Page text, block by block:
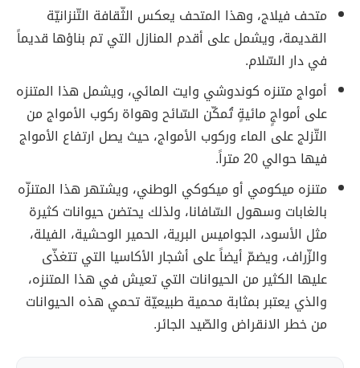
متحف فيلاج، وهذا المتحف يعكس الثّقافة التّنزانيّة
القديمة، ويشمل على أقدم المنازل التي تم بناؤها قديماً
في دار السّلام.
أمواج متنزه كوندوشي وايت المائي، ويشمل هذا المتنزه
على أمواجٍ مائيةٍ تُمكّن السّائح وهواة ركوب الأمواج من
التّزلج على الماء وركوب الأمواج، حيث يصل ارتفاع الأمواج
فيها حوالي 20 متراً.
متنزه ميكومي أو ميكوكي الوطني، ويشتهر هذا المتنزّه
بالغابات وسهول السّافانا، ولذلك يحتضن حيوانات كثيرة
مثل الأسود، الجواميس البرية، الحمير الوحشية، الفيلة،
والزّراف، ويضمّ أيضاً على أشجار الأكاسيا التي تتغذّى
عليها الكثير من الحيوانات التي تعيش في هذا المتنزه،
والذي يعتبر بمثابة محمية طبيعيّة تحمي هذه الحيوانات
من خطر الانقراض والصّيد الجائر.